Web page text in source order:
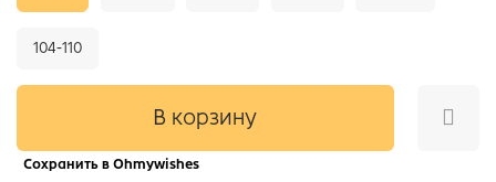
В корзину
Сохранить в Ohmywishes
104-110